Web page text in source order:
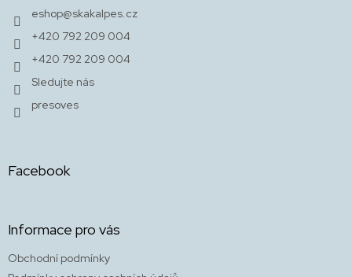
eshop@skakalpes.cz
+420 792 209 004
+420 792 209 004
Sledujte nás
presoves
Facebook
Informace pro vás
Obchodní podmínky